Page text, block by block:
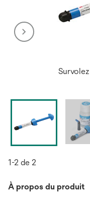
1-2 de 2
À propos du produit